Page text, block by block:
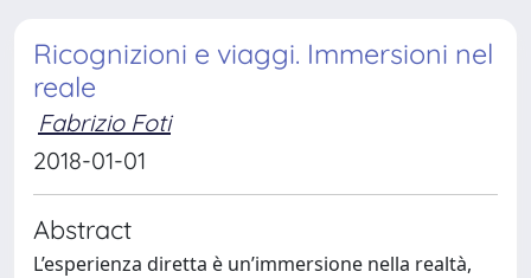
Ricognizioni e viaggi. Immersioni nel
reale
Fabrizio Foti
2018-01-01
Abstract
L’esperienza diretta è un’immersione nella realtà,